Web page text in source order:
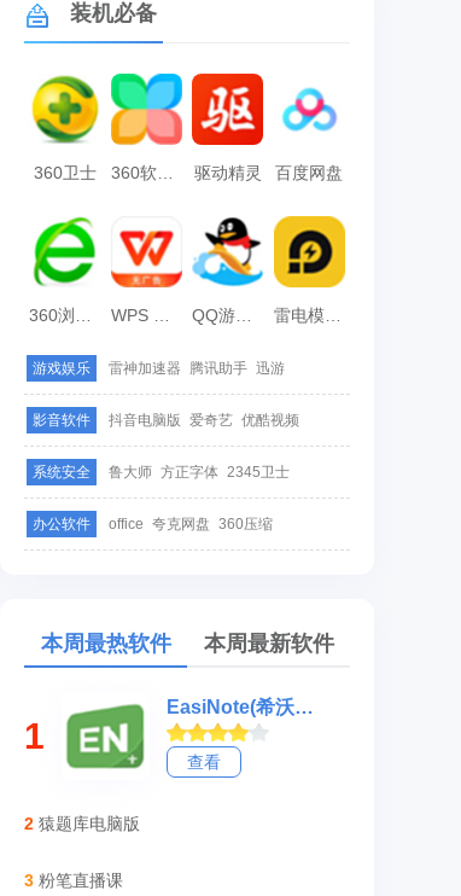
装机必备
360卫士 360软件管家 驱动精灵 百度网盘
雷电模拟器
游戏娱乐 雷神加速器 腾讯助手 迅游
影音软件 抖音电脑版 爱奇艺 优酷视频
系统安全 鲁大师 方正字体 2345卫士
办公软件 office 夸克网盘 360压缩
本周最热软件 本周最新软件
1
EasiNote(希沃白板5)
查看
2 猿题库电脑版
3 粉笔直播课